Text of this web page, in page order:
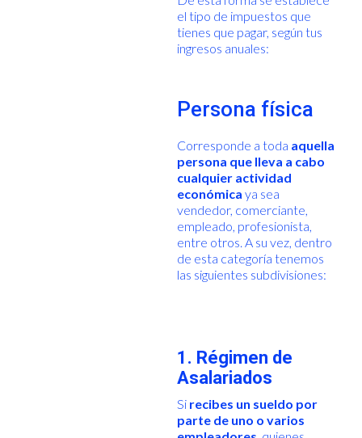
el tipo de impuestos que
tienes que pagar, según tus
ingresos anuales:
Persona física
Corresponde a toda aquella
persona que lleva a cabo
cualquier actividad
económica ya sea
vendedor, comerciante,
empleado, profesionista,
entre otros. A su vez, dentro
de esta categoría tenemos
las siguientes subdivisiones:
1. Régimen de
Asalariados
Si recibes un sueldo por
parte de uno o varios